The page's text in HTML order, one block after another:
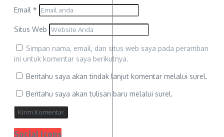
Email *
Situs Web
Simpan nama, email, dan situs web saya pada peramban
ini untuk komentar saya berikutnya.
Beritahu saya akan tindak lanjut komentar melalui surel.
Beritahu saya akan tulisan baru melalui surel.
Social Icons